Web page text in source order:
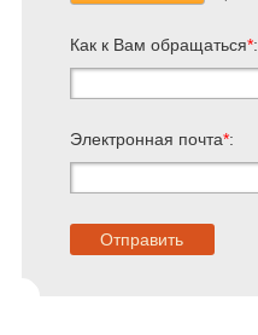
Как к Вам обращаться*:
Электронная почта*: